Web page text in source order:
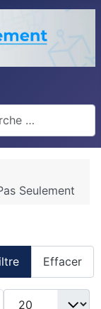
Seulement
Effacer
Afficher #